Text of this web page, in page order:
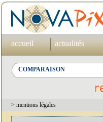
accueil actualités
> mentions légales